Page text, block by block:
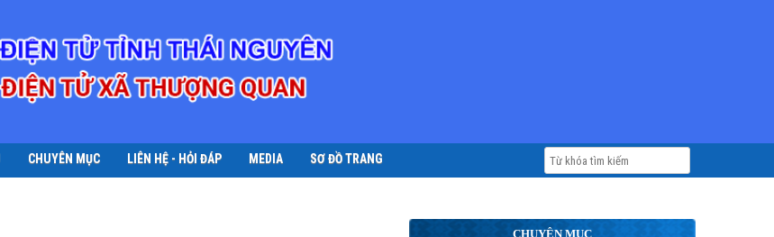
CHUYÊN MỤC LIÊN HỆ - HỎI ĐÁP MEDIA SƠ ĐỒ TRANG
CHUYÊN MỤC